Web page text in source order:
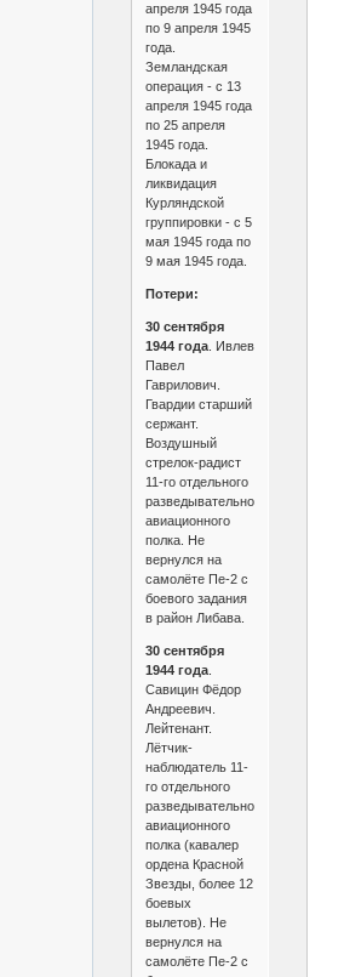
апреля 1945 года
по 9 апреля 1945
года.
Земландская
операция - с 13
апреля 1945 года
по 25 апреля
1945 года.
Блокада и
ликвидация
Курляндской
группировки - с 5
мая 1945 года по
9 мая 1945 года.
Потери:
30 сентября
1944 года. Ивлев
Павел
Гаврилович.
Гвардии старший
сержант.
Воздушный
стрелок-радист
11-го отдельного
разведывательного
авиационного
полка. Не
вернулся на
самолёте Пе-2 с
боевого задания
в район Либава.
30 сентября
1944 года.
Савицин Фёдор
Андреевич.
Лейтенант.
Лётчик-
наблюдатель 11-
го отдельного
разведывательного
авиационного
полка (кавалер
ордена Красной
Звезды, более 12
боевых
вылетов). Не
вернулся на
самолёте Пе-2 с